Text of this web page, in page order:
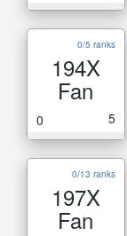
0/5 ranks
194X
Fan
0 5
0/13 ranks
197X
Fan